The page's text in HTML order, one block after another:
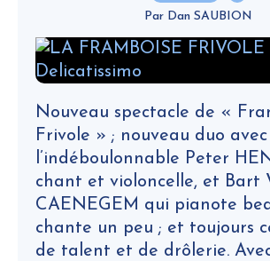
Par Dan SAUBION
Nouveau spectacle de «
Frivole » ; nouveau duo avec
l’indéboulonnable Peter
chant et violoncelle, et Bart
CAENEGEM qui pianote
chante un peu ; et toujours
de talent et de drôlerie.